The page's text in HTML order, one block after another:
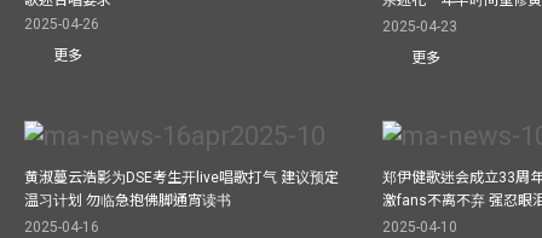
2025-04-26
更多
2025-04-23
更多
黄淑蔓云浩影为DSE考生开live唱歌打气 建议预定
温习计划 勿临急抱佛脚通宵读书
2025-04-16
郑伊健歌迷会成立33周
激fans不离不弃 强忍眼
2025-04-10